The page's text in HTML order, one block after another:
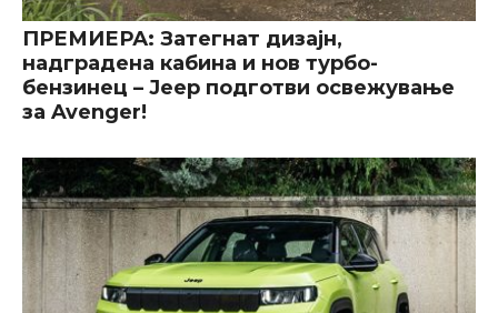
ПРЕМИЕРА: Затегнат дизајн,
надградена кабина и нов турбо-
бензинец – Jeep подготви освежување
за Avenger!